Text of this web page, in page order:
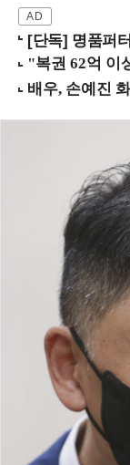
[단독] 명품퍼터